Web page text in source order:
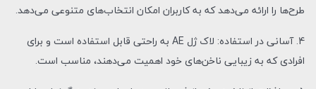
طرح‌ها را ارائه می‌دهد که به کاربران امکان انتخاب‌های متنوعی می‌دهد.
4. آسانی در استفاده: لاک ژل AE به راحتی قابل استفاده است و برای
افرادی که به زیبایی ناخن‌های خود اهمیت می‌دهند، مناسب است.